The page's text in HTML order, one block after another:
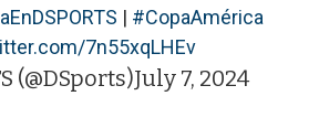
| #CopaAmérica
7n55xqLHEv
(@DSports)July 7, 2024